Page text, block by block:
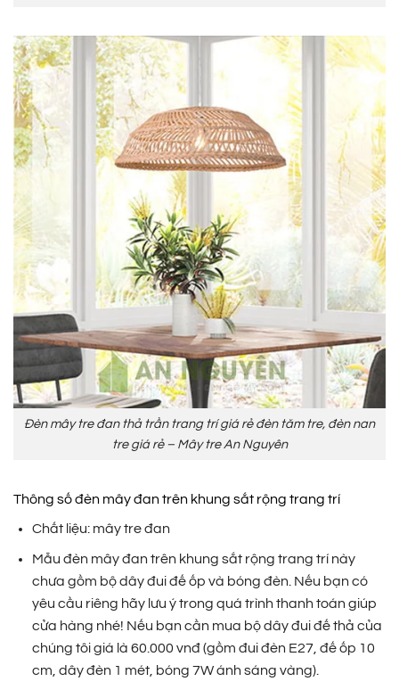
Đèn mây tre đan thả trần trang trí giá rẻ đèn tăm tre, đèn nan
tre giá rẻ – Mây tre An Nguyên
Thông số đèn mây đan trên khung sắt rộng trang trí
Chất liệu: mây tre đan
Mẫu đèn mây đan trên khung sắt rộng trang trí này
chưa gồm bộ dây đui đế ốp và bóng đèn. Nếu bạn có
yêu cầu riêng hãy lưu ý trong quá trình thanh toán giúp
cửa hàng nhé! Nếu bạn cần mua bộ dây đui đế thả của
chúng tôi giá là 60.000 vnđ (gồm đui đèn E27, đế ốp 10
cm, dây đèn 1 mét, bóng 7W ánh sáng vàng).